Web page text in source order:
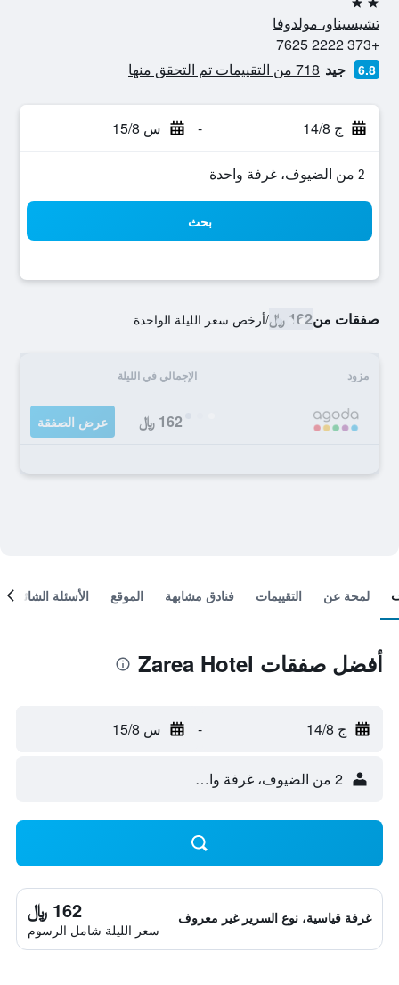
2 نجمتين
تشيسيناو، مولدوفا
+373 2222 7625
6.8 جيد 718 من التقييمات تم التحقق منها
ج 14/8 - س 15/8
2 من الضيوف، غرفة واحدة
بحث
صفقات من162 ﷼ /أرخص سعر الليلة الواحدة
مزود الإجمالي في الليلة
162 ﷼ عرض الصفقة
لمحة عن التقييمات فنادق مشابهة الموقع الأسئلة الشائعة
أفضل صفقات Zarea Hotel
ج 14/8 - س 15/8
2 من الضيوف، غرفة واحدة
غرفة قياسية، نوع السرير غير معروف 162 ﷼
سعر الليلة شامل الرسوم